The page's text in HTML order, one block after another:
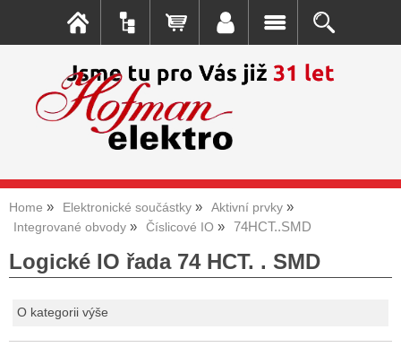
Home Elektronické součástky
Aktivní prvky
Integrované obvody
Číslicové IO 74HCT..SMD
Logické IO řada 74 HCT. . SMD
O kategorii výše